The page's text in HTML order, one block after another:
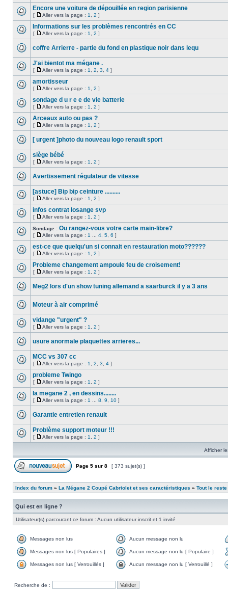
Encore une voiture de dépouillée en region parisienne
[ Aller vers la page : 1 2 ]
Informations sur les problèmes rencontrés en CC
[ Aller vers la page : 1 2 ]
coffre Arrierre - partie du fond en plastique noir dans lequ
J'ai bientot ma mégane .
[ Aller vers la page : 1 2 3 4 ]
amortisseur
[ Aller vers la page : 1 2 ]
sondage d u r e e de vie batterie
[ Aller vers la page : 1 2 ]
Arceaux auto ou pas ?
[ Aller vers la page : 1 2 ]
[ urgent ]photo du nouveau logo renault sport
siège bébé
[ Aller vers la page : 1 2 ]
Avertissement régulateur de vitesse
[astuce] Bip bip ceinture ..........
[ Aller vers la page : 1 2 ]
infos contrat losange svp
[ Aller vers la page : 1 2 ]
Sondage : Ou rangez-vous votre carte main-libre?
[ Aller vers la page : 1 4 5 6 ]
est-ce que quelqu'un si connait en restauration moto??????
[ Aller vers la page : 1 2 ]
Probleme changement ampoule feu de croisement!
[ Aller vers la page : 1 2 ]
Meg2 lors d'un show tuning allemand a saarburck il y a 3 ans
Moteur à air comprimé
vidange "urgent" ?
[ Aller vers la page : 1 2 ]
usure anormale plaquettes arrieres...
MCC vs 307 cc
[ Aller vers la page : 1 2 3 4 ]
probleme Twingo
[ Aller vers la page : 1 2 ]
la megane 2 , en dessins........
[ Aller vers la page : 1 8 9 10 ]
Garantie entretien renault
Problème support moteur !!!
[ Aller vers la page : 1 2 ]
Afficher
Page 5 sur 8 [ 373 sujet(s) ]
Index du forum » La Mégane 2 Coupé Cabriolet et ses caractéristiques » Tout le reste
Qui est en ligne ?
Utilisateur(s) parcourant ce forum : Aucun utilisateur inscrit et 1 invité
Messages non lus Aucun message non lu
Messages non lus [ Populaires ] Aucun message non lu [ Populaire ]
Messages non lus [ Verrouillés ] Aucun message non lu [ Verrouillé ]
Recherche de :